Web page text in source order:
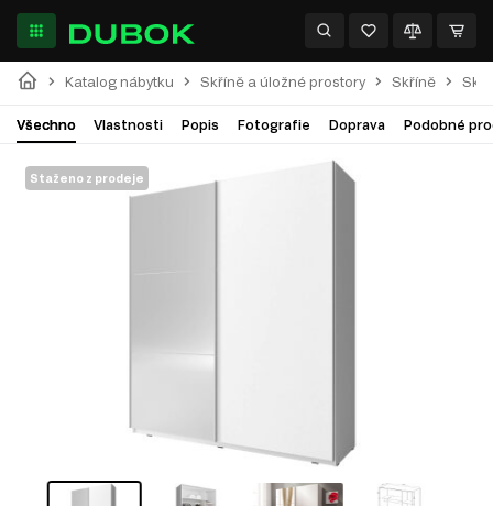
Katalog nábytku Skříně a úložné prostory Skříně
Všechno Vlastnosti Popis Fotografie Doprava Podobné
Staženo z prodeje